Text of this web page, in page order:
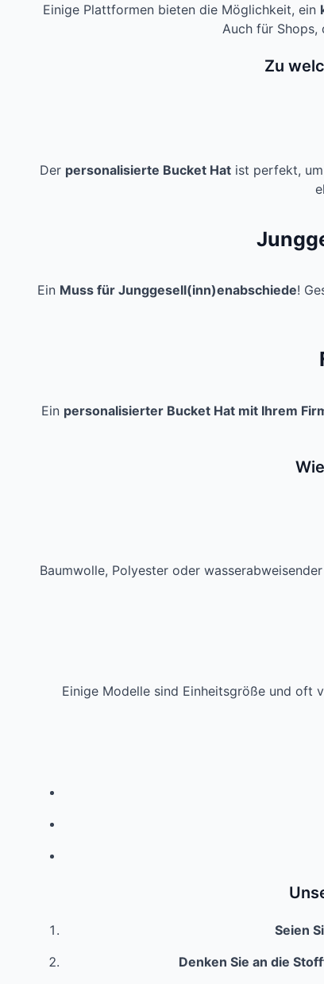
Einige Plattformen bieten die Möglichkeit, ein
Auch für Shops,
Zu
Der personalisierte Bucket Hat ist perfekt,
Ein Muss für Junggesell(inn)enabschiede!
Ein personalisierter Bucket Hat mit Ihrem
Baumwolle, Polyester oder
Einige Modelle sind Einheitsgröße und oft
Seien
Denken Sie an die